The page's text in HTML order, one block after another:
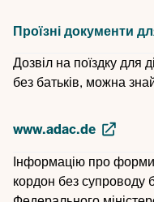
Проїзні документи
Дозвіл на поїздку для
без батьків, можна
www.adac.de
Інформацію про форми
кордон без супроводу